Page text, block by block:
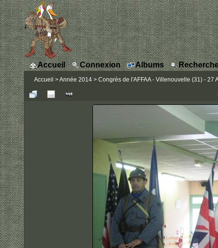
Accueil Connexion Albums
Accueil >Année 2014 > Congrès de l'AFFAA - Villenouvelle (31) - 27